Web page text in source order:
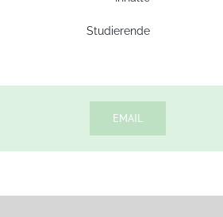
Studierende
EMAIL